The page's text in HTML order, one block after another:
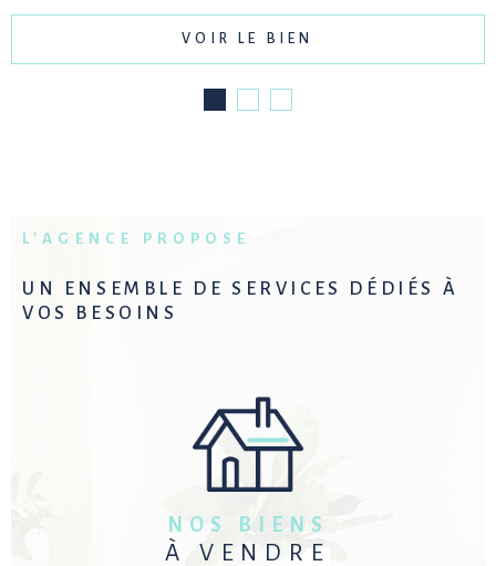
VOIR LE BIEN
L'AGENCE PROPOSE
UN ENSEMBLE DE SERVICES
DÉDIÉS À
VOS BESOINS
NOS BIENS
À VENDRE